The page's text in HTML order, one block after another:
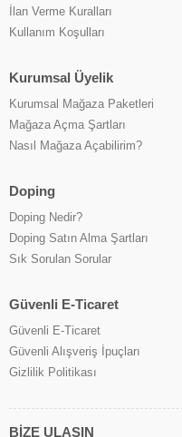
İlan Verme Kuralları
Kullanım Koşulları
Kurumsal Üyelik
Kurumsal Mağaza Paketleri
Mağaza Açma Şartları
Nasıl Mağaza Açabilirim?
Doping
Doping Nedir?
Doping Satın Alma Şartları
Sık Sorulan Sorular
Güvenli E-Ticaret
Güvenli E-Ticaret
Güvenli Alışveriş İpuçları
Gizlilik Politikası
BİZE ULAŞIN